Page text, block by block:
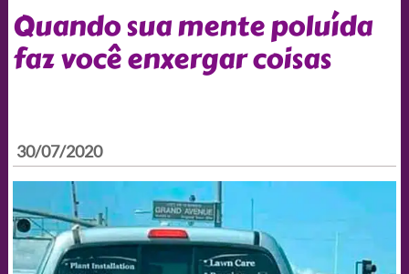
Quando sua mente poluída
faz você enxergar coisas
30/07/2020